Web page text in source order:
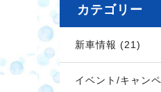
カテゴリー
新車情報 (21)
イベント/キャン